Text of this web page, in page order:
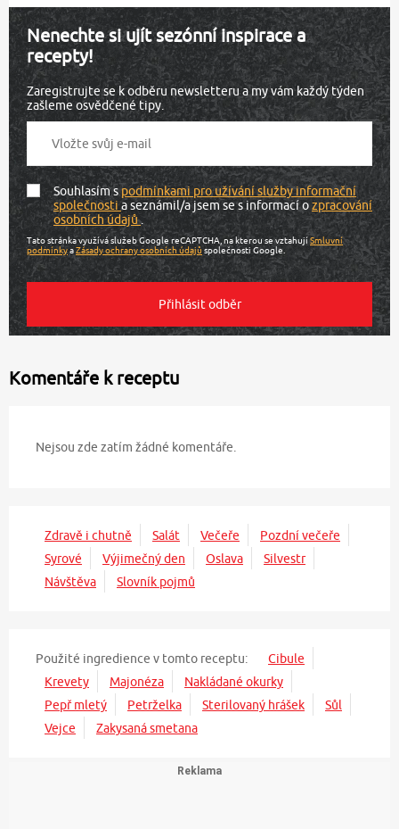
Nenechte si ujít sezónní inspirace a
recepty!
Zaregistrujte se k odběru newsletteru a my vám každý týden
zašleme osvědčené tipy.
Souhlasím spodmínkami pro užívání služby informační
společnostia seznámil/a jsem se s informací ozpracování
osobních údajů.
Tato stránka využívá služeb Google reCAPTCHA, na kterou se vztahujíSmluvní
podmínkyaZásady ochrany osobních údajů společnosti Google.
Komentáře k receptu
Nejsou zde zatím žádné komentáře.
Zdravě i chutně Salát Večeře
Pozdní večeře
Syrové
Výjimečný den Oslava
Silvestr
Návštěva
Slovník pojmů
Použité ingredience v tomto receptu:
Cibule
Krevety
Majonéza
Nakládané okurky
Pepř mletý
Petrželka Sterilovaný hrášek
Sůl
Vejce
Zakysaná smetana